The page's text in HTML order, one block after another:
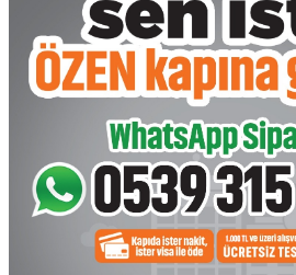
Kastamonu
Kayseri
Kırıkkale
Kırklareli
Kırşehir
Kilis
Kocaeli
Konya
Kütahya
Malatya
Manisa
Mardin
Muğla